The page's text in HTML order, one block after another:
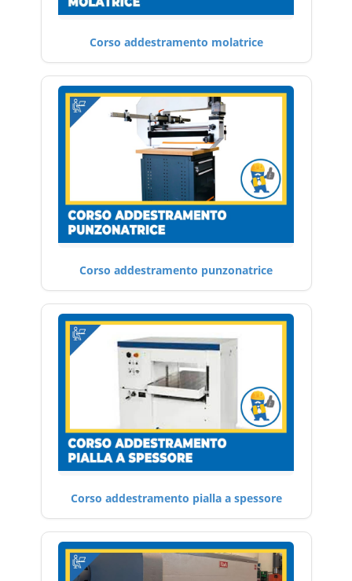
Corso addestramento molatrice
Corso addestramento punzonatrice
Corso addestramento pialla a spessore